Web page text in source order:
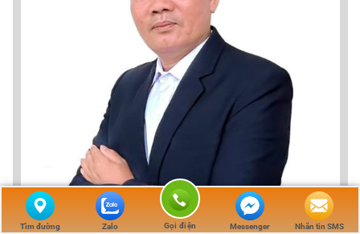
Tìm đường Zalo Gọi điện Messenger Nhắn tin SMS